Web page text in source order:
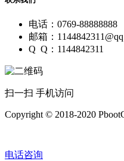
电话：0769-88888888
邮箱：
Q Q：1144842311
扫一扫 手机访问
Copyright © 2018-2020
电话咨询